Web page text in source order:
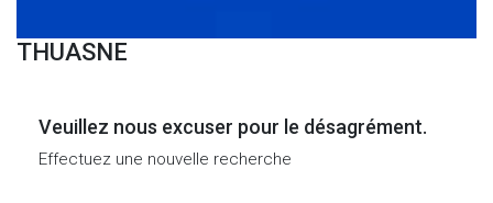
THUASNE
Veuillez nous excuser pour le désagrément.
Effectuez une nouvelle recherche